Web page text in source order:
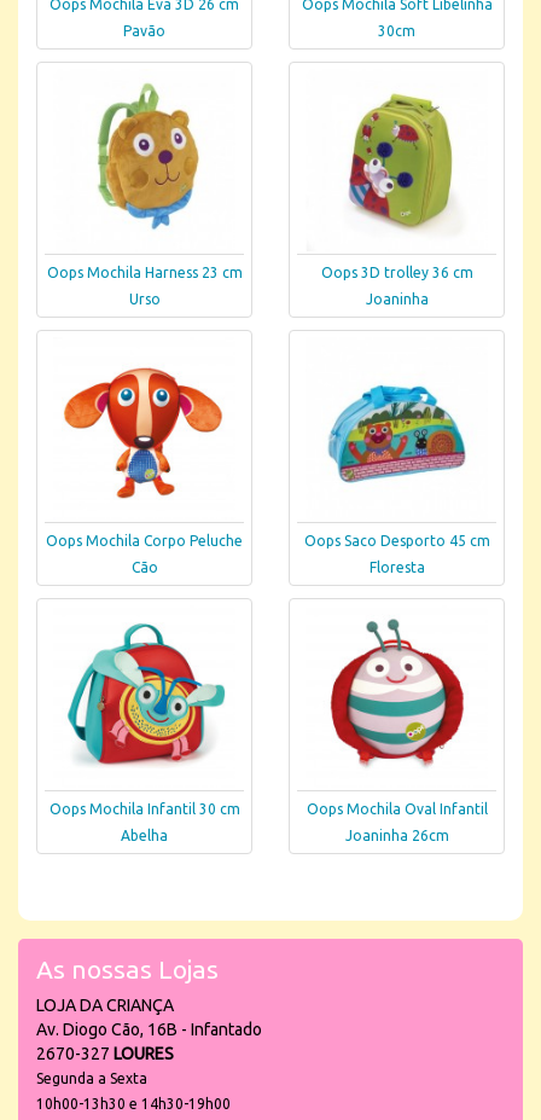
Oops Mochila Eva 3D 26 cm
Pavão
Oops Mochila Soft Libelinha
30cm
Oops Mochila Harness 23 cm
Urso
Oops 3D trolley 36 cm
Joaninha
Oops Mochila Corpo Peluche
Cão
Oops Saco Desporto 45 cm
Floresta
Oops Mochila Infantil 30 cm
Abelha
Oops Mochila Oval Infantil
Joaninha 26cm
As nossas Lojas
LOJA DA CRIANÇA
Av. Diogo Cão, 16B - Infantado
2670-327 LOURES
Segunda a Sexta
10h00-13h30 e 14h30-19h00